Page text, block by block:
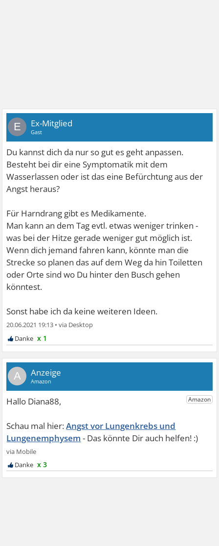
E Ex-Mitglied
Gast
Du kannst dich da nur so gut es geht anpassen.
Besteht bei dir eine Symptomatik mit dem
Wasserlassen oder ist das eine Befürchtung aus der
Angst heraus?
Für Harndrang gibt es Medikamente.
Man kann an dem Tag evtl. etwas weniger trinken -
was bei der Hitze gerade weniger gut möglich ist.
Wenn dich jemand fahren kann, könnte man die
Strecke so planen das auf dem Weg da hin Toiletten
oder Orte sind wo Du hinter den Busch gehen
könntest.
Sonst habe ich da keine weiteren Ideen.
20.06.2021 19:13 •
x 1
A
Angst vor Lungenkrebs und
Lungenemphysem
x 3